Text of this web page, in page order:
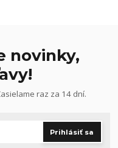
novinky,
raz za 14 dní.
Prihlásiť sa